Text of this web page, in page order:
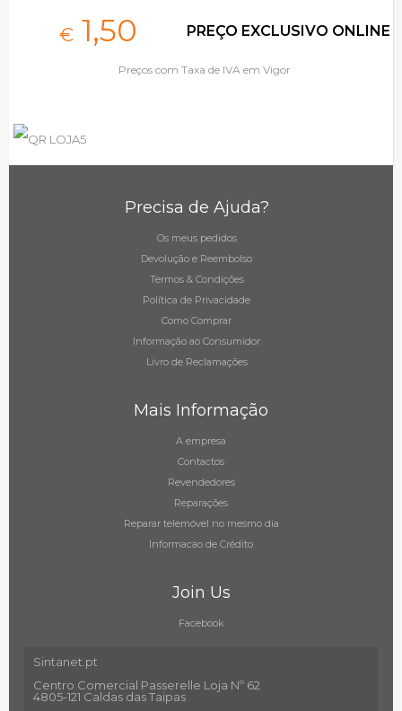
€ 1,50 PREÇO EXCLUSIVO ONLINE
Preços com Taxa de IVA em Vigor
Precisa de Ajuda?
Os meus pedidos
Devolução e Reembolso
Termos & Condições
Política de Privacidade
Como Comprar
Informação ao Consumidor
Livro de Reclamações
Mais Informação
A empresa
Contactos
Revendedores
Reparações
Reparar telemóvel no mesmo dia
Informacao de Crédito
Join Us
Facebook
Sintanet.pt
Centro Comercial Passerelle Loja Nº 62
4805-121 Caldas das Taipas